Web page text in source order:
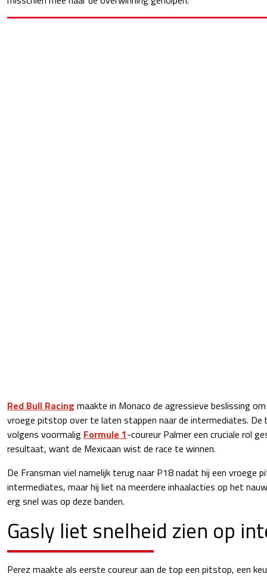
Red Bull Racing maakte in Monaco de agressieve beslissing
vroege pitstop over te laten stappen naar de intermediates. De
volgens voormalig Formule 1-coureur Palmer een cruciale rol
resultaat, want de Mexicaan wist de race te winnen.
De Fransman viel namelijk terug naar P18 nadat hij een vroege
intermediates, maar hij liet na meerdere inhaalacties op het
erg snel was op deze banden.
Gasly liet snelheid zien op
Perez maakte als eerste coureur aan de top een pitstop, een